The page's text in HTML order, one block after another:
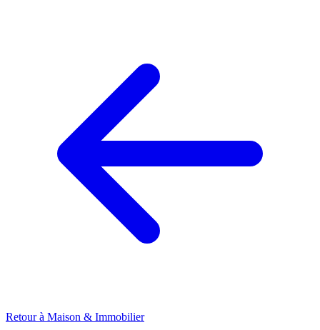
Retour à Maison & Immobilier